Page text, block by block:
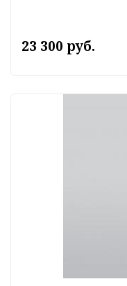
23 300 руб.